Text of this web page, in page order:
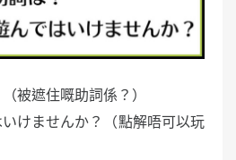
被遮住嘅助詞係？）
けませんか？（點解唔可以玩